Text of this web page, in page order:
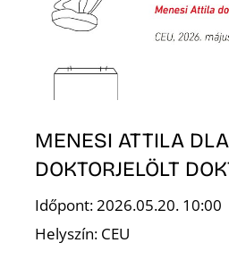
MENESI ATTILA
DOKTORJELÖLT
Időpont: 2026.05.20. 10:00
Helyszín: CEU